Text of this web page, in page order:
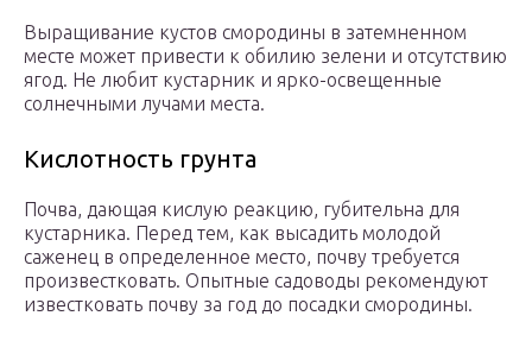
Выращивание кустов смородины в затемненном
месте может привести к обилию зелени и отсутствию
ягод. Не любит кустарник и ярко-освещенные
солнечными лучами места.
Кислотность грунта
Почва, дающая кислую реакцию, губительна для
кустарника. Перед тем, как высадить молодой
саженец в определенное место, почву требуется
произвестковать. Опытные садоводы рекомендуют
известковать почву за год до посадки смородины.